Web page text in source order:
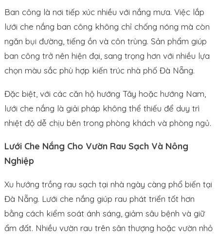
Ban công là nơi tiếp xúc nhiều với nắng mưa. Việc lắp
lưới che nắng ban công không chỉ chống nóng mà còn
ngăn bụi đường, tiếng ồn và côn trùng. Sản phẩm giúp
ban công trở nên hiện đại, sang trọng hơn với nhiều lựa
chọn màu sắc phù hợp kiến trúc nhà phố Đà Nẵng.
Đặc biệt, với các căn hộ hướng Tây hoặc hướng Nam,
lưới che nắng là giải pháp không thể thiếu để duy trì
nhiệt độ dễ chịu bên trong phòng khách và phòng ngủ.
Lưới Che Nắng Cho Vườn Rau Sạch Và Nông
Nghiệp
Xu hướng trồng rau sạch tại nhà ngày càng phổ biến tại
Đà Nẵng. Lưới che nắng giúp rau phát triển tốt hơn
bằng cách kiểm soát ánh sáng, giảm sâu bệnh và giữ
ẩm đất. Nhiều vườn rau trên sân thượng hoặc vườn nhỏ